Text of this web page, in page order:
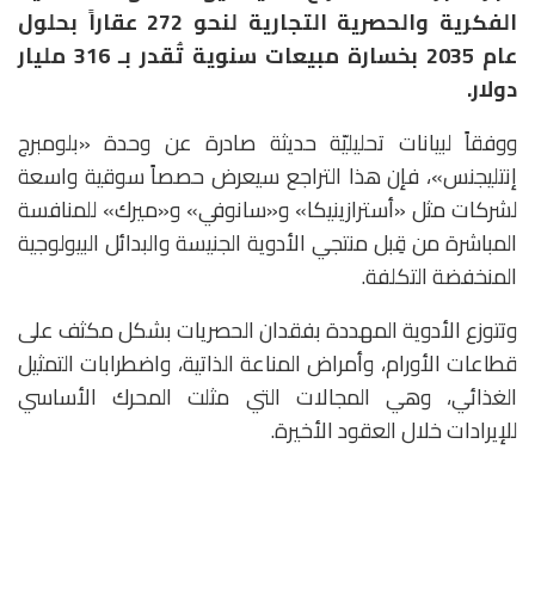
الفكرية والحصرية التجارية لنحو 272 عقاراً بحلول
عام 2035 بخسارة مبيعات سنوية تُقدر بـ 316 مليار
دولار.
ووفقاً لبيانات تحليليّة حديثة صادرة عن وحدة «بلومبرج
إنتليجنس»، فإن هذا التراجع سيعرض حصصاً سوقية واسعة
لشركات مثل «أسترازينيكا» و«سانوفي» و«ميرك» للمنافسة
المباشرة من قِبل منتجي الأدوية الجنيسة والبدائل البيولوجية
المنخفضة التكلفة.
وتتوزع الأدوية المهددة بفقدان الحصريات بشكل مكثف على
قطاعات الأورام، وأمراض المناعة الذاتية، واضطرابات التمثيل
الغذائي، وهي المجالات التي مثلت المحرك الأساسي
للإيرادات خلال العقود الأخيرة.